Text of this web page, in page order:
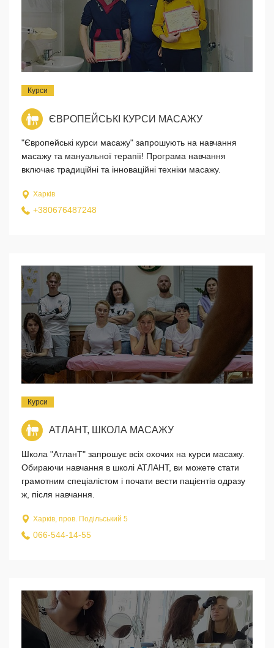
Курси
ЄВРОПЕЙСЬКІ КУРСИ МАСАЖУ
"Європейські курси масажу" запрошують на навчання
масажу та мануальної терапії! Програма навчання
включає традиційні та інноваційні техніки масажу.
Харків
+380676487248
Курси
АТЛАНТ, ШКОЛА МАСАЖУ
Школа "АтланТ" запрошує всіх охочих на курси масажу.
Обираючи навчання в школі АТЛАНТ, ви можете стати
грамотним спеціалістом і почати вести пацієнтів одразу
ж, після навчання.
Харків, пров. Подільський 5
066-544-14-55